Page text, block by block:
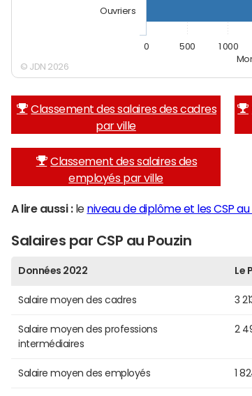
Ouvriers
0 500 1 000
© JDN 2026
Classement des salaires des cadres
par ville
Classement des salaires des
employés par ville
A lire aussi :le niveau de diplôme et les CSP au
Salaires par CSP au Pouzin
Données 2022 Le
Salaire moyen des cadres 3
Salaire moyen des professions
intermédiaires
2
Salaire moyen des employés 1